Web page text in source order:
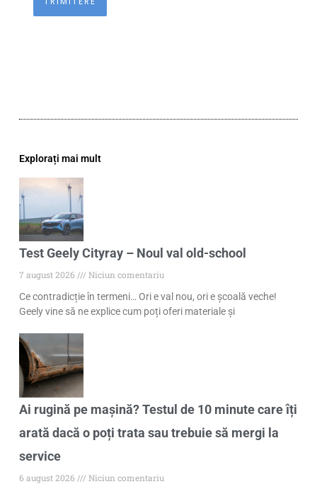
Explorați mai mult
Test Geely Cityray – Noul val old-school
7 august 2026
Niciun comentariu
Ce contradicție în termeni… Ori e val nou, ori e școală veche!
Geely vine să ne explice cum poți oferi materiale și
Ai rugină pe mașină? Testul de 10 minute care îți
arată dacă o poți trata sau trebuie să mergi la
service
6 august 2026 Niciun comentariu